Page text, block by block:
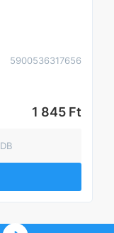
5900536317656
1 845 Ft
DB